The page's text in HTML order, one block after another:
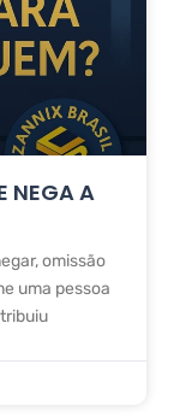
NEGA A
omissão
uma pessoa